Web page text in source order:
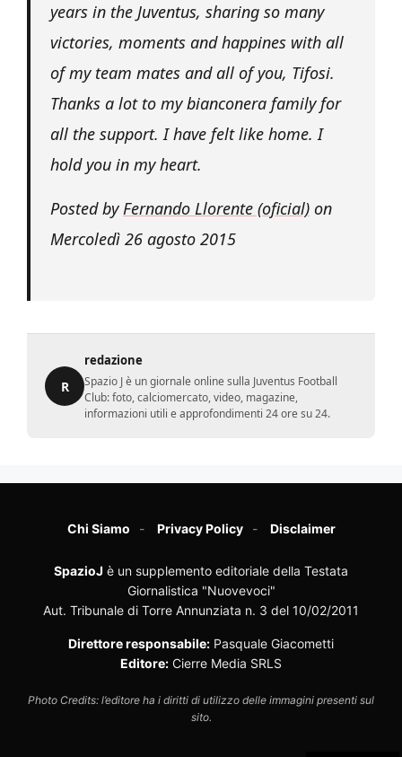
years in the Juventus, sharing so many
victories, moments and happines with all
of my team mates and all of you, Tifosi.
Thanks a lot to my bianconera family for
all the support. I have felt like home. I
hold you in my heart.
Posted byFernando Llorente (oficial) on
Mercoledì 26 agosto 2015
R
redazione
Spazio J è un giornale online sulla Juventus Football
Club: foto, calciomercato, video, magazine,
informazioni utili e approfondimenti 24 ore su 24.
Chi Siamo Privacy Policy Disclaimer
SpazioJ è un supplemento editoriale della Testata
Giornalistica "Nuovevoci"
Aut. Tribunale di Torre Annunziata n. 3 del 10/02/2011
Direttore responsabile: Pasquale Giacometti
Editore: Cierre Media SRLS
Photo Credits: l’editore ha i diritti di utilizzo delle immagini presenti sul
sito.